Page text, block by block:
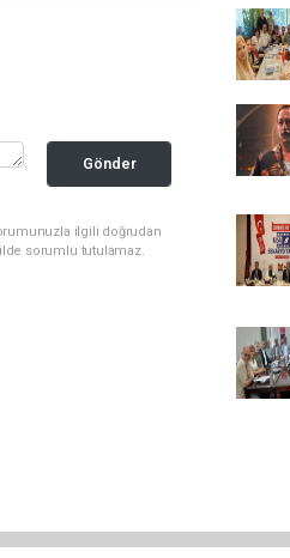
Gönder
ilgili doğrudan
sorumlu tutulamaz.